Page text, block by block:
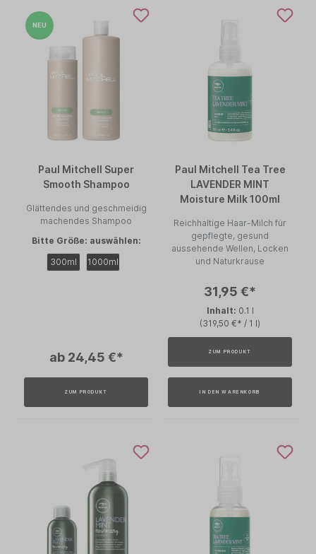
NEU
Paul Mitchell Super
Smooth Shampoo
Glättendes und geschmeidig
machendes Shampoo
Bitte Größe: auswählen:
300ml
1000ml
ab 24,45 €*
ZUM PRODUKT
Paul Mitchell Tea Tree
LAVENDER MINT
Moisture Milk 100ml
Reichhaltige Haar-Milch für
gepflegte, gesund
aussehende Wellen, Locken
und Naturkrause
31,95 €*
Inhalt: 0.1 l
(319,50 €* / 1 l)
ZUM PRODUKT
IN DEN WARENKORB